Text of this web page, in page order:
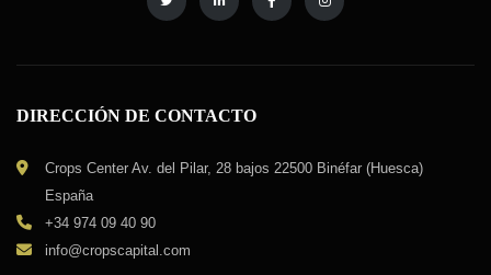
DIRECCIÓN DE CONTACTO
Crops Center Av. del Pilar, 28 bajos 22500 Binéfar (Huesca)
España
+34 974 09 40 90
info@cropscapital.com